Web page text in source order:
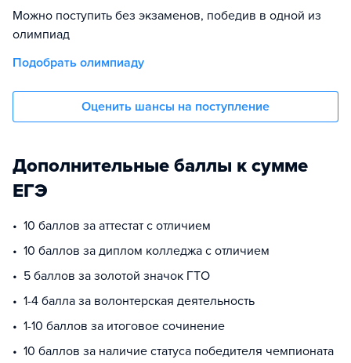
Можно поступить без экзаменов, победив в одной из
олимпиад
Подобрать олимпиаду
Оценить шансы на поступление
Дополнительные баллы к сумме
ЕГЭ
10 баллов за аттестат с отличием
10 баллов за диплом колледжа с отличием
5 баллов за золотой значок ГТО
1-4 балла за волонтерская деятельность
1-10 баллов за итоговое сочинение
10 баллов за наличие статуса победителя чемпионата